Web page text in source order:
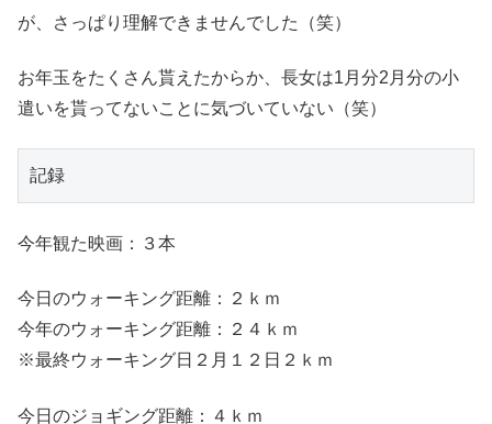
が、さっぱり理解できませんでした（笑）
お年玉をたくさん貰えたからか、長女は1月分2月分の小
遣いを貰ってないことに気づいていない（笑）
記録
今年観た映画：３本
今日のウォーキング距離：２ｋｍ
今年のウォーキング距離：２４ｋｍ
※最終ウォーキング日２月１２日２ｋｍ
今日のジョギング距離：４ｋｍ